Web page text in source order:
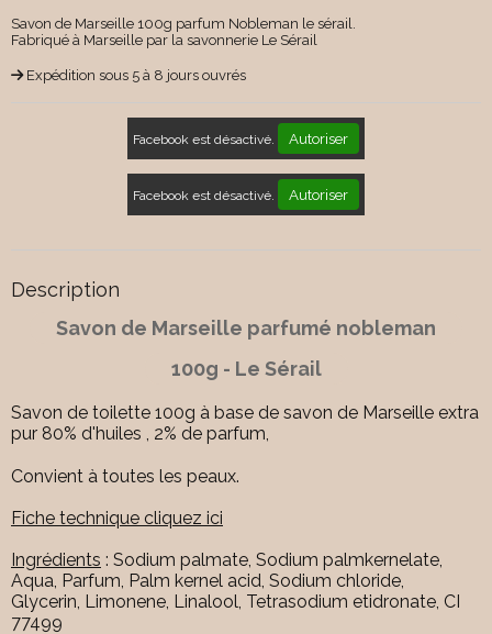
Savon de Marseille 100g parfum Nobleman le sérail.
Fabriqué à Marseille par la savonnerie Le Sérail
Expédition sous 5 à 8 jours ouvrés
Facebook est désactivé. Autoriser
Facebook est désactivé. Autoriser
Description
Savon de Marseille parfumé nobleman
100g - Le Sérail
Savon de toilette 100g à base de savon de Marseille extra
pur 80% d'huiles , 2% de parfum,
Convient à toutes les peaux.
Fiche technique cliquez ici
Ingrédients : Sodium palmate, Sodium palmkernelate,
Aqua, Parfum, Palm kernel acid, Sodium chloride,
Glycerin, Limonene, Linalool, Tetrasodium etidronate, CI
77499